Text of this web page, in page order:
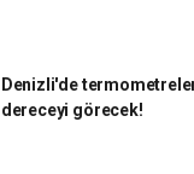
Denizli'de
dereceyi görecek!